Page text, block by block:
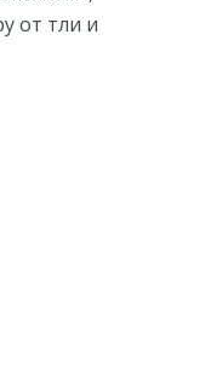
от тли и